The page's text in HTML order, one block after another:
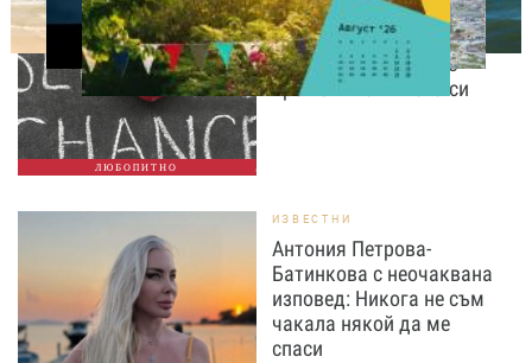
ЛЮБОПИТНО
Август е месецът на
вторите шансове: Защо
точно сега най-често
променяме живота си
ИЗВЕСТНИ
Антония Петрова-
Батинкова с неочаквана
изповед: Никога не съм
чакала някой да ме
спаси